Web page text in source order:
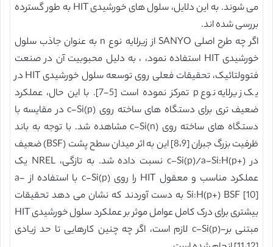
می شوند. به این دلایل، سلول های خورشیدی HIT به طور گسترده
بررسی شده اند.
اگر چه طرح اصلی SANYO از زیرلایه نوع n به عنوان جاذب سلول
خورشیدی HIT استفاده نمود، ، به دلیل محبوبیت آن در صنعت
فتوولتائیک، تحقیقات فعلی روی توسعه سلول خورشیدی HIT در
یک زیرلایه نوع p تمرکز نموده است [5-7]. با این حال، عملکرد
ضعیف تری برای دستگاه های ساخته روی c-Si(p) در مقایسه با
دستگاه های ساخته روی c-Si(n) مشاهده شد. با توجه به باند
ظرفیت بزرگ جبران [8،9] این به اثر میدان سطح پشت (BSF) ضعیف
در c-Si(p)/a-Si:H(p+) نسبت داده شد. به تازگی، NREL یک
عملکرد مناسب و معقول HIT را روی c-Si(p) با استفاده از a-
Si:H(p+) BSF [10] به دست آوردند که نشان می دهد تحقیقات
بیشتری برای درک کامل عوامل موثر بر عملکرد سلول خورشیدی HIT
مبتنی بر-c-Si(p) لازم است، اگر چه چنین کارهایی تا حد زیادی